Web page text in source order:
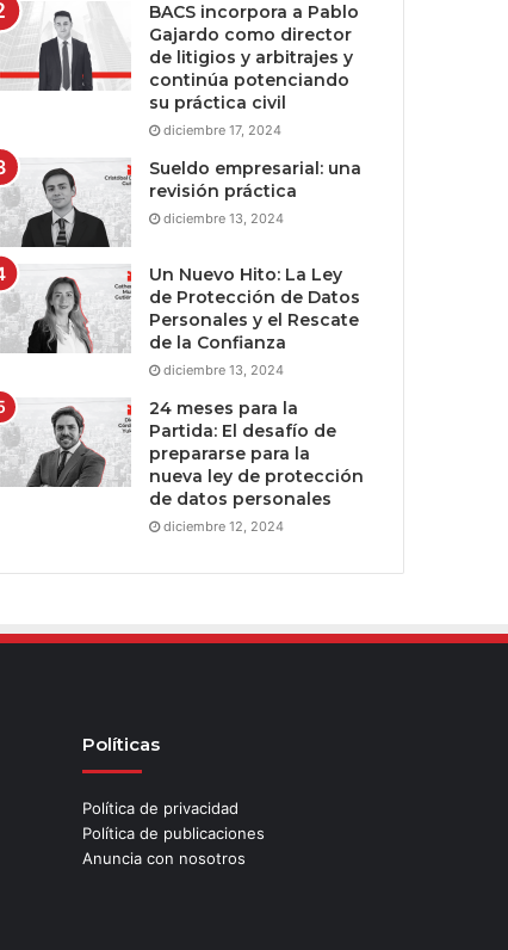
BACS incorpora a Pablo
Gajardo como director
de litigios y arbitrajes y
continúa potenciando
su práctica civil
diciembre 17, 2024
Sueldo empresarial: una
revisión práctica
diciembre 13, 2024
Un Nuevo Hito: La Ley
de Protección de Datos
Personales y el Rescate
de la Confianza
diciembre 13, 2024
24 meses para la
Partida: El desafío de
prepararse para la
nueva ley de protección
de datos personales
diciembre 12, 2024
Políticas
Política de privacidad
Política de publicaciones
Anuncia con nosotros